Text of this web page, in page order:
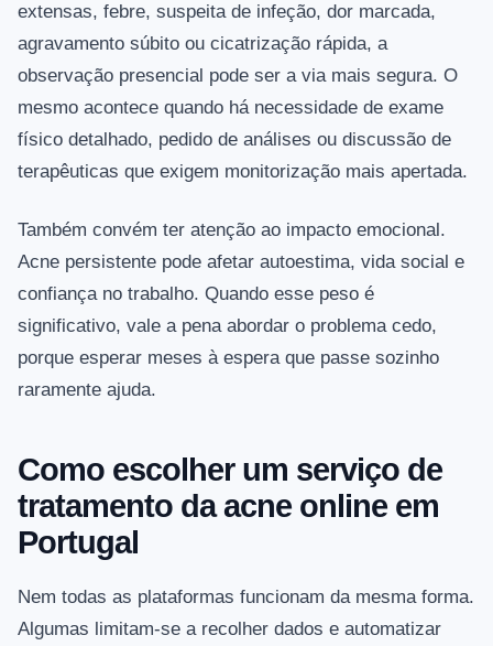
extensas, febre, suspeita de infeção, dor marcada,
agravamento súbito ou cicatrização rápida, a
observação presencial pode ser a via mais segura. O
mesmo acontece quando há necessidade de exame
físico detalhado, pedido de análises ou discussão de
terapêuticas que exigem monitorização mais apertada.
Também convém ter atenção ao impacto emocional.
Acne persistente pode afetar autoestima, vida social e
confiança no trabalho. Quando esse peso é
significativo, vale a pena abordar o problema cedo,
porque esperar meses à espera que passe sozinho
raramente ajuda.
Como escolher um serviço de
tratamento da acne online em
Portugal
Nem todas as plataformas funcionam da mesma forma.
Algumas limitam-se a recolher dados e automatizar